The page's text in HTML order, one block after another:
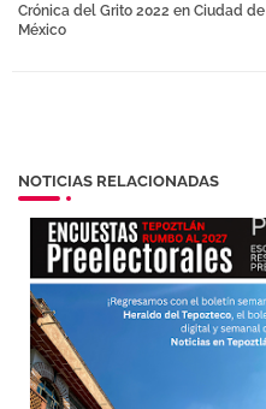
tter
Crónica del Grito 2022 en Ciudad de
México
NOTICIAS RELACIONADAS